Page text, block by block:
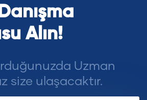
Alın!
Uzman
size ulaşacaktır.